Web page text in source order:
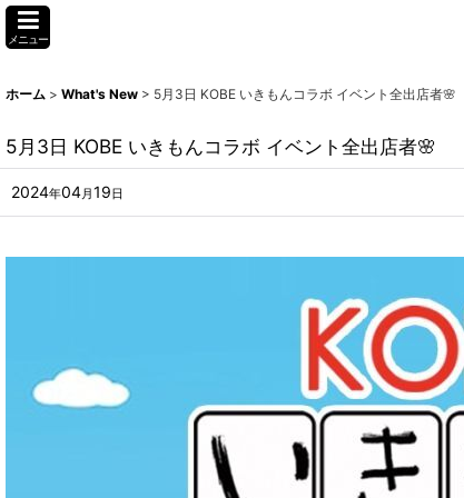
メニュー
ホーム > What's New > 5月3日 KOBE いきもんコラボ イベント全出店者🌸
5月3日 KOBE いきもんコラボ イベント全出店者🌸
2024年04月 19 日